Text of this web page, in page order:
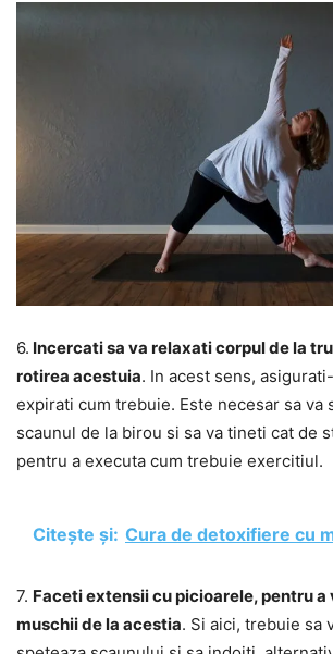
6. Incercati sa va relaxati corpul de la
rotirea acestuia. In acest sens,
expirati cum trebuie. Este necesar sa va
scaunul de la birou si sa va tineti cat de
pentru a executa cum trebuie exercitiul.
Citește și: Cura de detoxifiere cu
7. Faceti extensii cu picioarele, pentru a
muschii de la acestia. Si aici, trebuie sa